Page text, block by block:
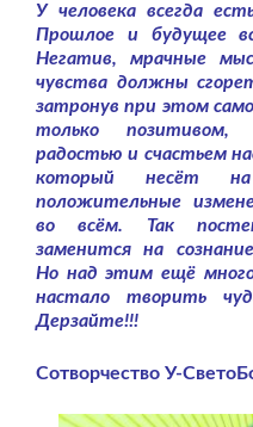
У человека всегда
Прошлое и будущее
Негатив, мрачные
чувства должны
затронув при этом
только позитивом,
радостью и счастьем
который несёт
положительные
во всём. Так
заменится на
Но над этим ещё
настало творить
Дерзайте!!!
Сотворчество У-